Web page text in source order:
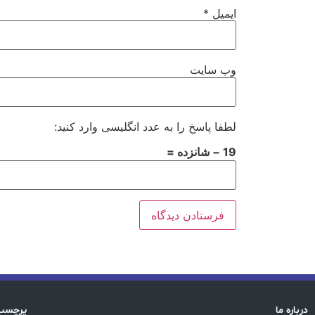
ایمیل *
وب‌ سایت
لطفا پاسخ را به عدد انگلیسی وارد کنید:
19 − شانزده =
درباره ما